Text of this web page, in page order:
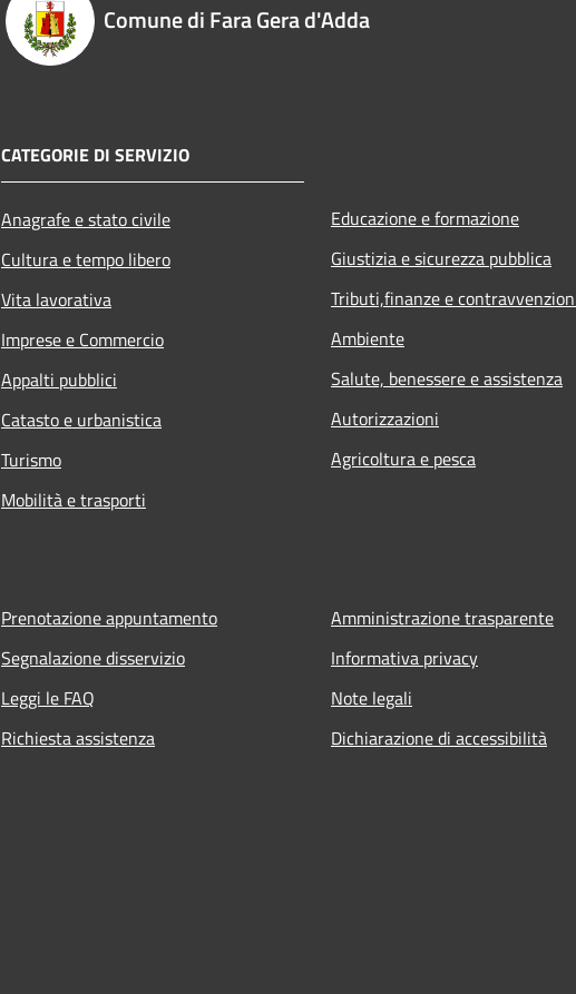
Comune di Fara Gera d'Adda
CATEGORIE DI SERVIZIO
Anagrafe e stato civile
Cultura e tempo libero
Vita lavorativa
Imprese e Commercio
Appalti pubblici
Catasto e urbanistica
Turismo
Mobilità e trasporti
Educazione e formazione
Giustizia e sicurezza pubblica
Tributi,finanze e
Ambiente
Salute, benessere e assistenza
Autorizzazioni
Agricoltura e pesca
Prenotazione appuntamento
Segnalazione disservizio
Leggi le FAQ
Richiesta assistenza
Amministrazione trasparente
Informativa privacy
Note legali
Dichiarazione di accessibilità